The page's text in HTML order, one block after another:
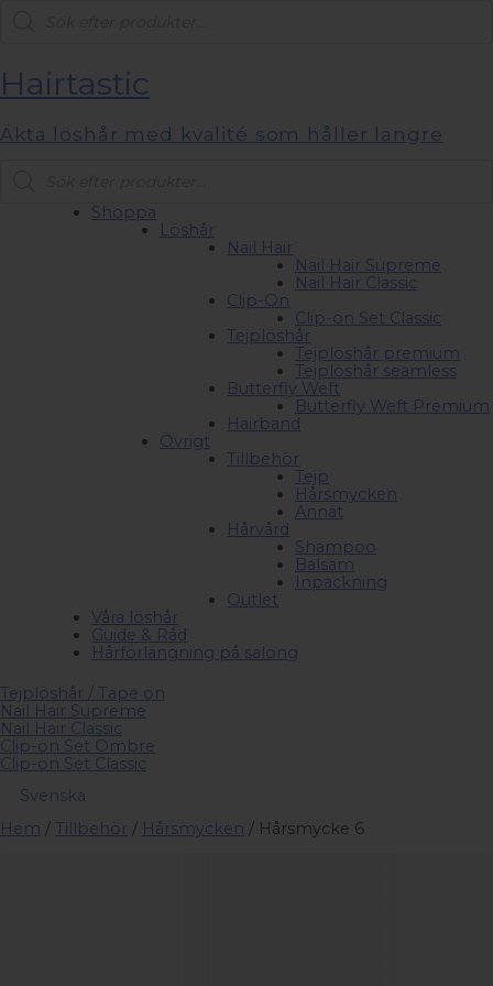
Hairtastic
Äkta löshår med kvalité som håller längre
Shoppa
Löshår
Nail Hair
Nail Hair Supreme
Nail Hair Classic
Clip-On
Clip-on Set Classic
Tejplöshår
Tejplöshår premium
Tejplöshår seamless
Butterfly Weft
Butterfly Weft Premium
Hairband
Övrigt
Tillbehör
Tejp
Hårsmycken
Annat
Hårvård
Shampoo
Balsam
Inpackning
Outlet
Våra löshår
Guide & Råd
Hårförlängning på salong
Tejplöshår / Tape on
Nail Hair Supreme
Nail Hair Classic
Clip-on Set Ombre
Clip-on Set Classic
Svenska
Hem / Tillbehör / Hårsmycken / Hårsmycke 6